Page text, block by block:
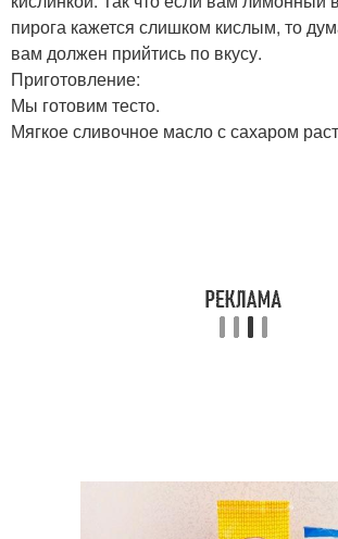
пирога кажется слишком кислым, то
вам должен прийтись по вкусу.
Приготовление:
Мы готовим тесто.
Мягкое сливочное масло с сахаром